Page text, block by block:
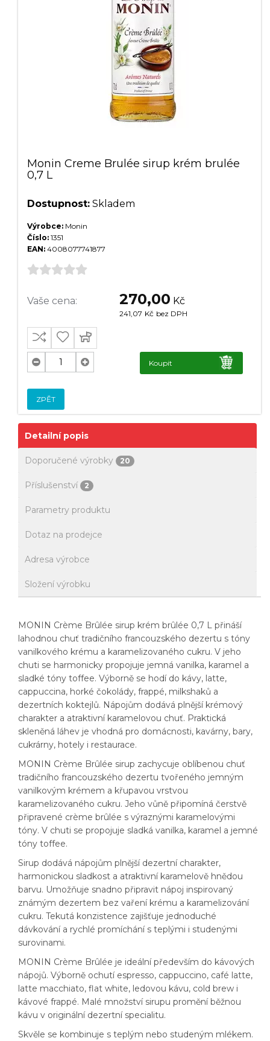
Monin Creme Brulée sirup krém brulée
0,7 L
Dostupnost: Skladem
Výrobce: Monin
Číslo: 1351
EAN: 4008077741877
Vaše cena: 270,00 Kč
241,07 Kč bez DPH
Koupit
ZPĚT
Detailní popis
Doporučené výrobky 20
Příslušenství 2
Parametry produktu
Dotaz na prodejce
Adresa výrobce
Složení výrobku
MONIN Crème Brûlée sirup krém brûlée 0,7 L přináší
lahodnou chuť tradičního francouzského dezertu s tóny
vanilkového krému a karamelizovaného cukru. V jeho
chuti se harmonicky propojuje jemná vanilka, karamel a
sladké tóny toffee. Výborně se hodí do kávy, latte,
cappuccina, horké čokolády, frappé, milkshaků a
dezertních koktejlů. Nápojům dodává plnější krémový
charakter a atraktivní karamelovou chuť. Praktická
skleněná láhev je vhodná pro domácnosti, kavárny, bary,
cukrárny, hotely i restaurace.
MONIN Crème Brûlée sirup zachycuje oblíbenou chuť
tradičního francouzského dezertu tvořeného jemným
vanilkovým krémem a křupavou vrstvou
karamelizovaného cukru. Jeho vůně připomíná čerstvě
připravené crème brûlée s výraznými karamelovými
tóny. V chuti se propojuje sladká vanilka, karamel a jemné
tóny toffee.
Sirup dodává nápojům plnější dezertní charakter,
harmonickou sladkost a atraktivní karamelově hnědou
barvu. Umožňuje snadno připravit nápoj inspirovaný
známým dezertem bez vaření krému a karamelizování
cukru. Tekutá konzistence zajišťuje jednoduché
dávkování a rychlé promíchání s teplými i studenými
surovinami.
MONIN Crème Brûlée je ideální především do kávových
nápojů. Výborně ochutí espresso, cappuccino, café latte,
latte macchiato, flat white, ledovou kávu, cold brew i
kávové frappé. Malé množství sirupu promění běžnou
kávu v originální dezertní specialitu.
Skvěle se kombinuje s teplým nebo studeným mlékem.